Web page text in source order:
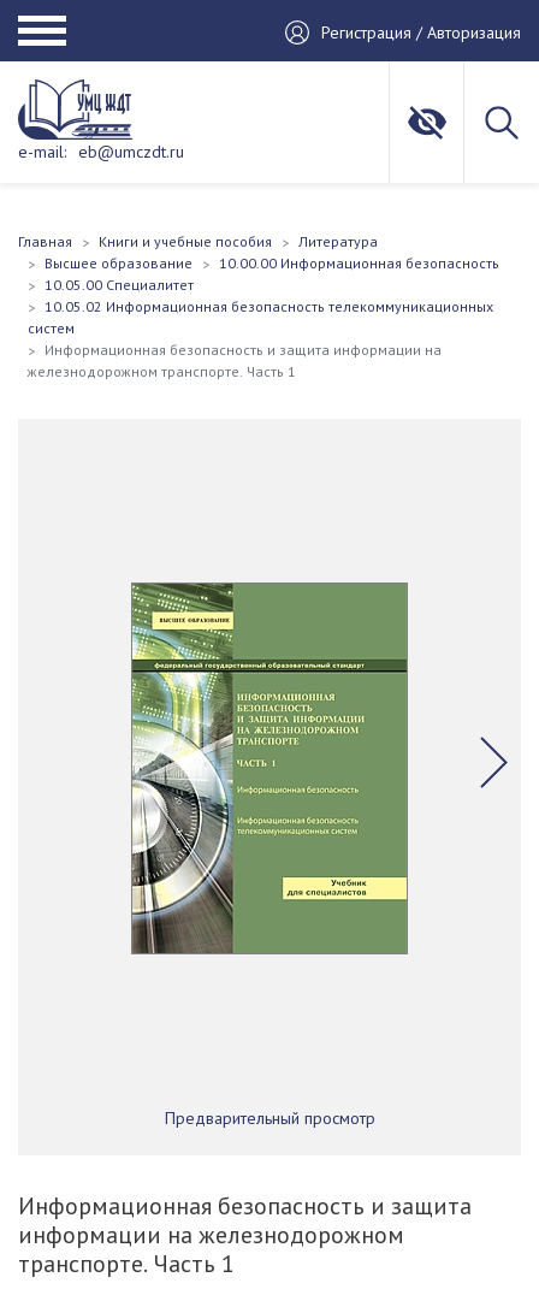
Регистрация / Авторизация
e-mail: eb@umczdt.ru
Главная Книги и учебные пособия
Литература
Высшее образование
10.00.00 Информационная безопасность
10.05.00 Специалитет
10.05.02 Информационная безопасность телекоммуникационных
систем
Информационная безопасность и защита информации на
железнодорожном транспорте. Часть 1
Предварительный просмотр
Информационная безопасность и защита
информации на железнодорожном
транспорте. Часть 1